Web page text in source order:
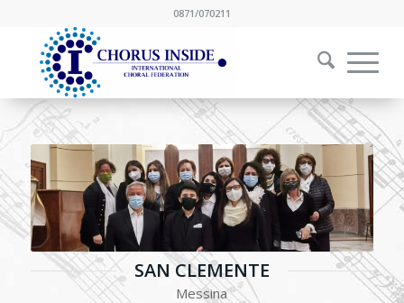
0871/070211
SAN CLEMENTE
Messina